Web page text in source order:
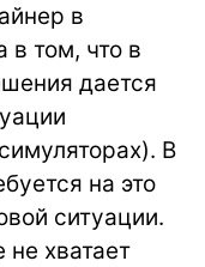
в
в том, что в
дается
В
на это
ситуации.
хватает